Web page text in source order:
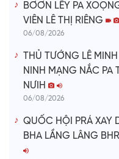
BƠƠN LÊY PA
VIÊN LÊ THỊ RIÊNG
06/08/2026
THỦ TƯỚNG LÊ
NINH MẠNG NẮC PA
NƯIH
06/08/2026
QUỐC HỘI PRÁ XAY
BHA LẦNG LÂNG